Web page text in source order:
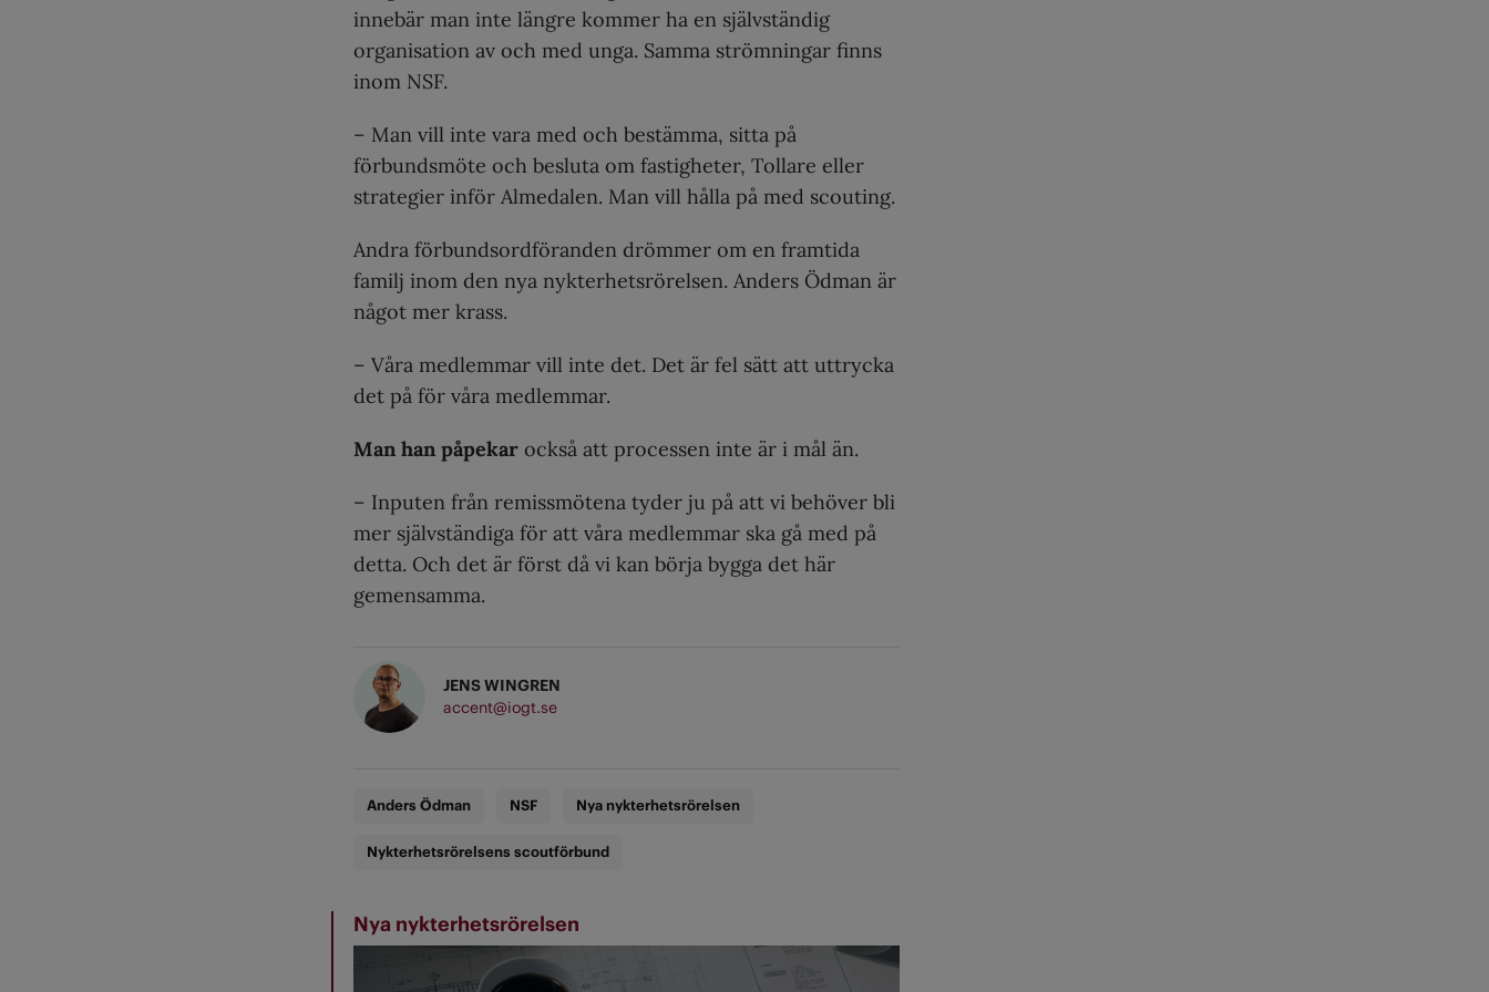
innebär man inte längre kommer ha en självständig
organisation av och med unga. Samma strömningar finns
inom NSF.
– Man vill inte vara med och bestämma, sitta på
förbundsmöte och besluta om fastigheter, Tollare eller
strategier inför Almedalen. Man vill hålla på med scouting.
Andra förbundsordföranden drömmer om en framtida
familj inom den nya nykterhetsrörelsen. Anders Ödman är
något mer krass.
– Våra medlemmar vill inte det. Det är fel sätt att uttrycka
det på för våra medlemmar.
Man han påpekar också att processen inte är i mål än.
– Inputen från remissmötena tyder ju på att vi behöver bli
mer självständiga för att våra medlemmar ska gå med på
detta. Och det är först då vi kan börja bygga det här
gemensamma.
JENS WINGREN
accent@iogt.se
Anders Ödman NSF Nya nykterhetsrörelsen
Nykterhetsrörelsens scoutförbund
Nya nykterhetsrörelsen